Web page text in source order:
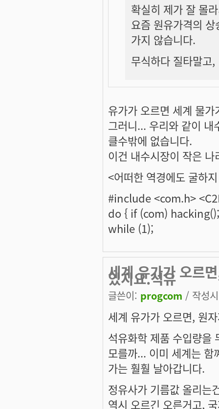
확실히 제가 잘 몰
요즘 원유가격의
가지 않습니다.
무식하다 질타말
유가가 오르면 세계 물
그러니... 우리와 같이
클수밖에 없습니다.
이건 내수시장이 작은
<어떠한 역경에도 굴하
#include <com.h>
do { if (com)
while (1);
세계 유가가 오르
있지요.석유
글쓴이: progcom / 작성
세계 유가가 오르면, 원
석유화학 제품 수입량을
모를까... 이미 세계는 함
가는 훨훨 날아갑니다.
정유사가 기름값 올리는
역시 오르긴 오른거고,